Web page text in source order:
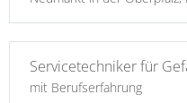
Servicetechniker für
mit Berufserfahrung